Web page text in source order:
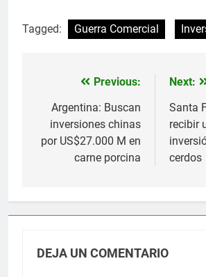
Tagged: Guerra Comercial
Navegación
de
entradas
Previous:
Argentina: Buscan
inversiones chinas
por US$27.000 M en
carne porcina
Next:
Santa
recibir
cerdos
DEJA UN COMENTARIO